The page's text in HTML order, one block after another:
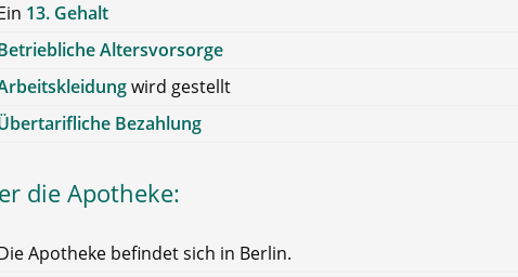
13. Gehalt
Altersvorsorge
wird gestellt
Bezahlung
die Apotheke:
Apotheke befindet sich in Berlin.